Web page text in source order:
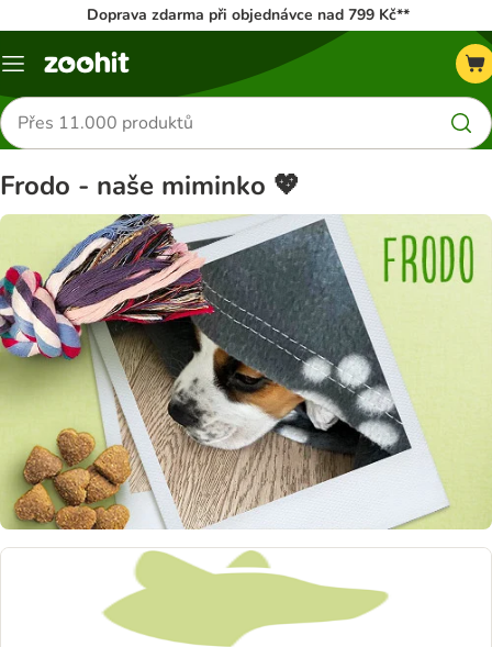
Doprava zdarma při objednávce nad 799 Kč**
Menu
Hledat
produkty
Frodo - naše miminko 💖